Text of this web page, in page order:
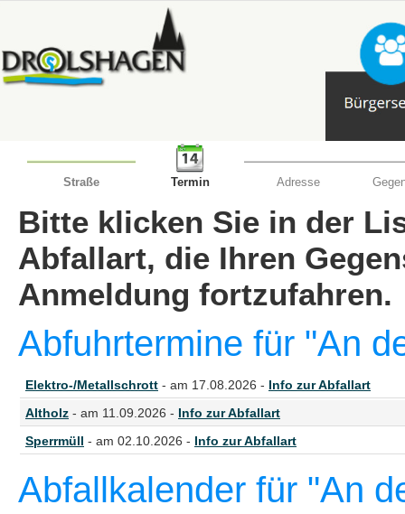
Straße Termin Adresse
Bitte klicken Sie in der
Abfallart, die Ihren
Anmeldung fortzufahren.
Abfuhrtermine für "An
Elektro-/Metallschrott - am 17.08.2026 - Info zur Abfallart
Altholz - am 11.09.2026 - Info zur Abfallart
Sperrmüll - am 02.10.2026 - Info zur Abfallart
Abfallkalender für "An